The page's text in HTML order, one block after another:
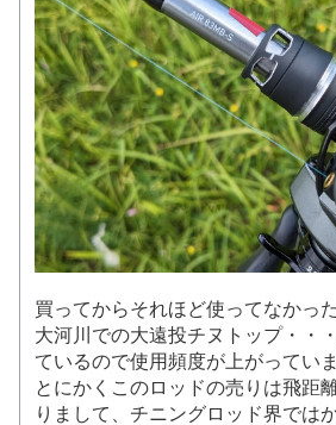
買ってからそれほど使ってなかっ
大河川での大遠投チヌトップ・・
ているので使用頻度が上がっていま
とにかくこのロッドの売りは飛距
りまして、チニングロッド界では